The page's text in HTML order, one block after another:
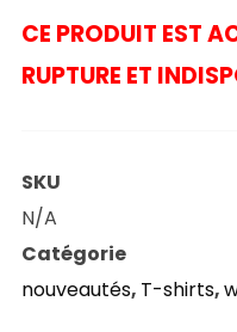
CE PRODUIT EST
RUPTURE ET
SKU
N/A
Catégorie
nouveautés, T-shirts,